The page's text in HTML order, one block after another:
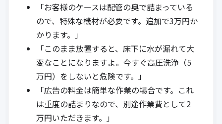
「お客様のケースは配管の奥で詰まっている
ので、特殊な機材が必要です。追加で3万円か
かります。」
「このまま放置すると、床下に水が漏れて大
変なことになりますよ。今すぐ高圧洗浄（5
万円）をしないと危険です。」
「広告の料金は簡単な作業の場合です。これ
は重度の詰まりなので、別途作業費として2
万円いただきます。」